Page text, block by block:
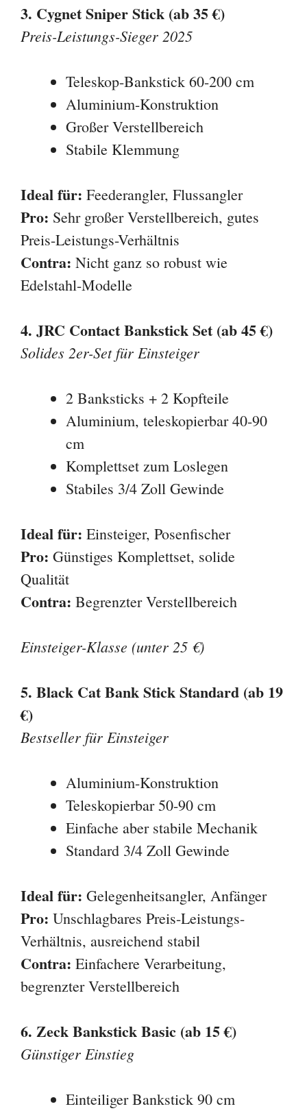
3. Cygnet Sniper Stick (ab 35 €)
Preis-Leistungs-Sieger 2025
Teleskop-Bankstick 60-200 cm
Aluminium-Konstruktion
Großer Verstellbereich
Stabile Klemmung
Ideal für: Feederangler, Flussangler
Pro: Sehr großer Verstellbereich, gutes
Preis-Leistungs-Verhältnis
Contra: Nicht ganz so robust wie
Edelstahl-Modelle
4. JRC Contact Bankstick Set (ab 45 €)
Solides 2er-Set für Einsteiger
2 Banksticks + 2 Kopfteile
Aluminium, teleskopierbar 40-90
cm
Komplettset zum Loslegen
Stabiles 3/4 Zoll Gewinde
Ideal für: Einsteiger, Posenfischer
Pro: Günstiges Komplettset, solide
Qualität
Contra: Begrenzter Verstellbereich
Einsteiger-Klasse (unter 25 €)
5. Black Cat Bank Stick Standard (ab 19
€)
Bestseller für Einsteiger
Aluminium-Konstruktion
Teleskopierbar 50-90 cm
Einfache aber stabile Mechanik
Standard 3/4 Zoll Gewinde
Ideal für: Gelegenheitsangler, Anfänger
Pro: Unschlagbares Preis-Leistungs-
Verhältnis, ausreichend stabil
Contra: Einfachere Verarbeitung,
begrenzter Verstellbereich
6. Zeck Bankstick Basic (ab 15 €)
Günstiger Einstieg
Einteiliger Bankstick 90 cm